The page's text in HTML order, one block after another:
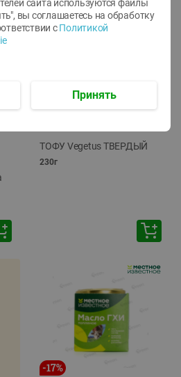
-24%
ТОФУ Vegetus ТВЕРДЫЙ
230г
-17%
сайта используются файлы
вы соглашаетесь на обработку
с Политикой
Принять